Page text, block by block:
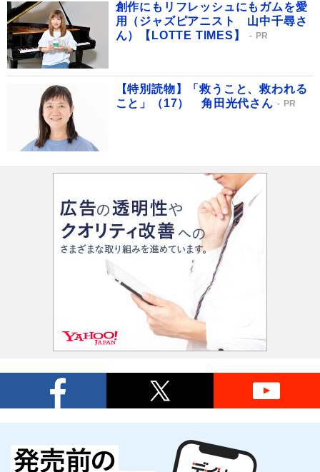
創作にもリフレッシュにもガムを愛
用（ジャズピアニスト 山中千尋さ
ん）【LOTTE TIMES】
PR
【特別読物】「救うこと、救われる
こと」（17） 角田光代さん
PR